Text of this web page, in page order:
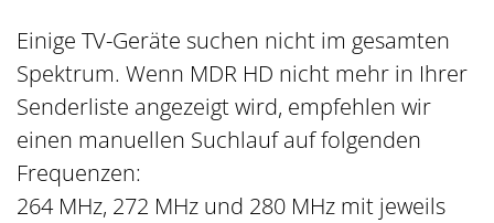
Einige TV-Geräte suchen nicht im gesamten
Spektrum. Wenn MDR HD nicht mehr in Ihrer
Senderliste angezeigt wird, empfehlen wir
einen manuellen Suchlauf auf folgenden
Frequenzen:
264 MHz, 272 MHz und 280 MHz mit jeweils